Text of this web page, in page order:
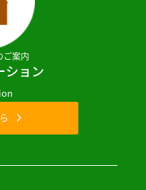
ご案内
ション